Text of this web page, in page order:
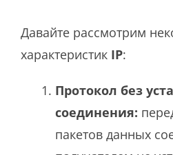
Давайте рассмотрим
характеристик IP:
Протокол без
соединения:
пакетов данных